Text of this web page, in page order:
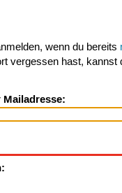
wenn du bereits
vergessen hast, kannst